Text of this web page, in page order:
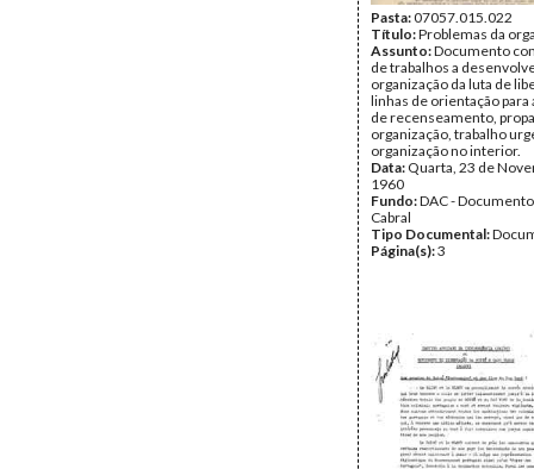
Pasta:07057.015.022
Título:Problemas da
Assunto:Documento
de trabalhos a
organização da luta de
linhas de orientação para
de recenseamento,
organização, trabalho
organização no interior.
Data: Quarta, 23 de
1960
Fundo:DAC -
Cabral
Tipo Documental:
Página(s):3